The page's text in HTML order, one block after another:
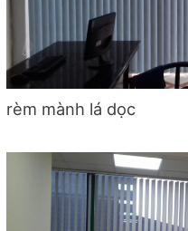
rèm mành lá dọc